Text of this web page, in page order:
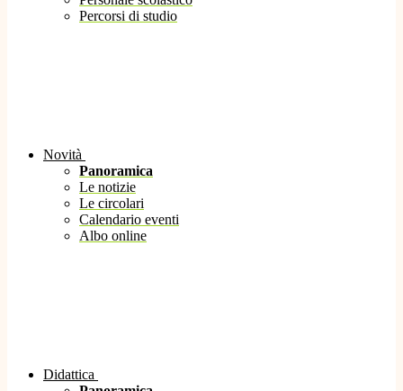
Percorsi di studio
Novità
Panoramica
Le notizie
Le circolari
Calendario eventi
Albo online
Didattica